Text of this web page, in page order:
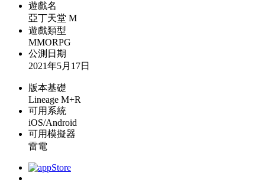
遊戲名
亞丁天堂 M
遊戲類型
MMORPG
公測日期
2021年5月17日
版本基礎
Lineage M+R
可用系統
iOS/Android
可用模擬器
雷電